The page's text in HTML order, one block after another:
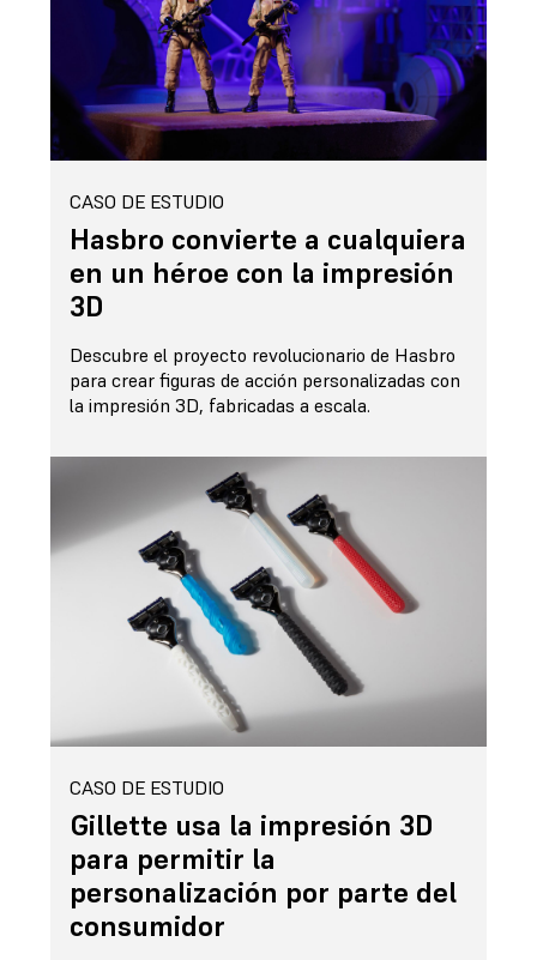
CASO DE ESTUDIO
Hasbro convierte a cualquiera
en un héroe con la impresión
3D
Descubre el proyecto revolucionario de Hasbro
para crear figuras de acción personalizadas con
la impresión 3D, fabricadas a escala.
CASO DE ESTUDIO
Gillette usa la impresión 3D
para permitir la
personalización por parte del
consumidor